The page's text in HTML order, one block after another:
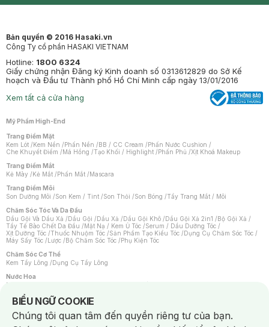
Bản quyền © 2016 Hasaki.vn
Công Ty cổ phần HASAKI VIETNAM
Hotline: 1800 6324
Giấy chứng nhận Đăng ký Kinh doanh số 0313612829 do Sở Kế
hoạch và Đầu tư Thành phố Hồ Chí Minh cấp ngày 13/01/2016
Xem tất cả cửa hàng
Mỹ Phẩm High-End
Trang Điểm Mặt
Kem Lót /Kem Nền /Phấn Nền /BB / CC Cream /Phấn Nước Cushion /
Che Khuyết Điểm /Má Hồng /Tạo Khối / Highlight /Phấn Phủ /Xịt Khoá Makeup
Trang Điểm Mắt
Kẻ Mày /Kẻ Mắt /Phấn Mắt /Mascara
Trang Điểm Môi
Son Dưỡng Môi /Son Kem / Tint /Son Thỏi /Son Bóng /Tẩy Trang Mắt / Môi
Chăm Sóc Tóc Và Da Đầu
Dầu Gội Và Dầu Xả /Dầu Gội /Dầu Xả /Dầu Gội Khô /Dầu Gội Xả 2in1 /Bộ Gội Xả /
Tẩy Tế Bào Chết Da Đầu /Mặt Nạ / Kem Ủ Tóc /Serum / Dầu Dưỡng Tóc /
Xịt Dưỡng Tóc /Thuốc Nhuộm Tóc /Sản Phẩm Tạo Kiểu Tóc /Dụng Cụ Chăm Sóc Tóc /
Máy Sấy Tóc /Lược /Bộ Chăm Sóc Tóc /Phụ Kiện Tóc
Chăm Sóc Cơ Thể
Kem Tẩy Lông /Dụng Cụ Tẩy Lông
Nước Hoa
Nước Hoa Nữ
Chăm Sóc Cá Nhân
Chống Muỗi /Khẩu Trang /Máy Massage/Mặt Nạ Xông Hơi /Nước Rửa Tay/
Sản Phẩm Chăm Sóc Khác /Bàn Chải Đánh Răng /Bàn Chải Điện/
BIỂU NGỮ COOKIE
Notice about cookies usage
Chúng tôi quan tâm đến quyền riêng tư của bạn.